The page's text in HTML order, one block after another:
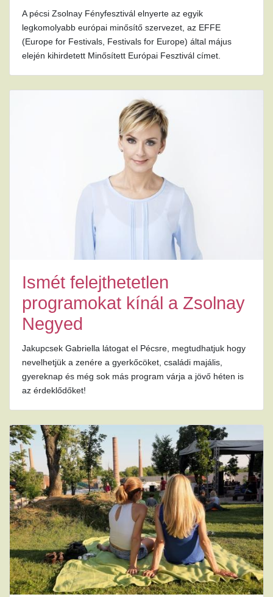
A pécsi Zsolnay Fényfesztivál elnyerte az egyik
legkomolyabb európai minősítő szervezet, az EFFE
(Europe for Festivals, Festivals for Europe) által május
elején kihirdetett Minősített Európai Fesztivál címet.
Ismét felejthetetlen
programokat kínál a Zsolnay
Negyed
Jakupcsek Gabriella látogat el Pécsre, megtudhatjuk hogy
nevelhetjük a zenére a gyerkőcöket, családi majális,
gyereknap és még sok más program várja a jövő héten is
az érdeklődőket!